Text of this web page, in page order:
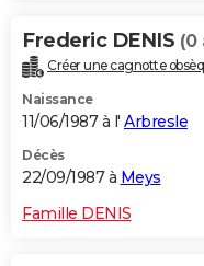
Frederic DENIS (0
Créer une cagnotte
Naissance
11/06/1987 à l' Arbresle
Décès
22/09/1987 à Meys
Famille DENIS